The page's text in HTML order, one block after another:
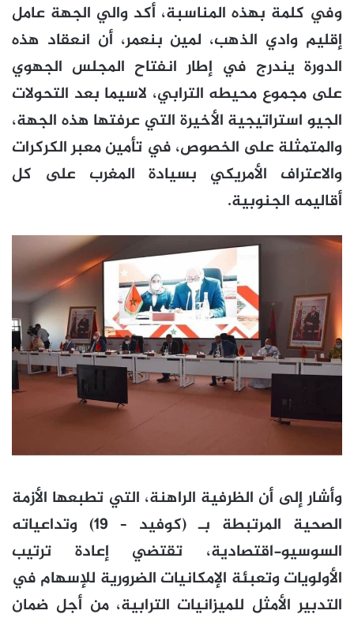
وفي كلمة بهذه المناسبة، أكد والي الجهة عامل
إقليم وادي الذهب، لمين بنعمر، أن انعقاد هذه
الدورة يندرج في إطار انفتاح المجلس الجهوي
على مجموع محيطه الترابي، لاسيما بعد التحولات
الجيو استراتيجية الأخيرة التي عرفتها هذه الجهة،
والمتمثلة على الخصوص، في تأمين معبر الكركرات
والاعتراف الأمريكي بسيادة المغرب على كل
أقاليمه الجنوبية.
وأشار إلى أن الظرفية الراهنة، التي تطبعها الأزمة
الصحية المرتبطة بـ (كوفيد – 19) وتداعياته
السوسيو-اقتصادية، تقتضي إعادة ترتيب
الأولويات وتعبئة الإمكانيات الضرورية للإسهام في
التدبير الأمثل للميزانيات الترابية، من أجل ضمان